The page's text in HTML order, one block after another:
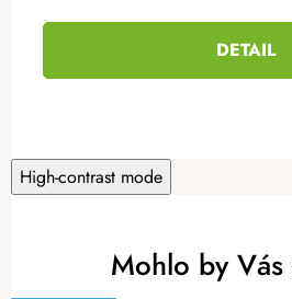
DETAIL
High-contrast mode
Mohlo by